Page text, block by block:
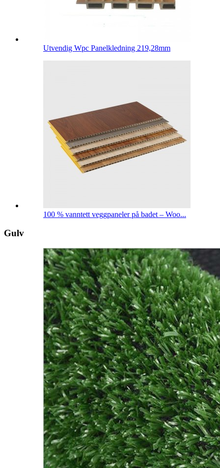
Utvendig Wpc Panelkledning 219,28mm
100 % vanntett veggpaneler på badet – Woo...
Gulv